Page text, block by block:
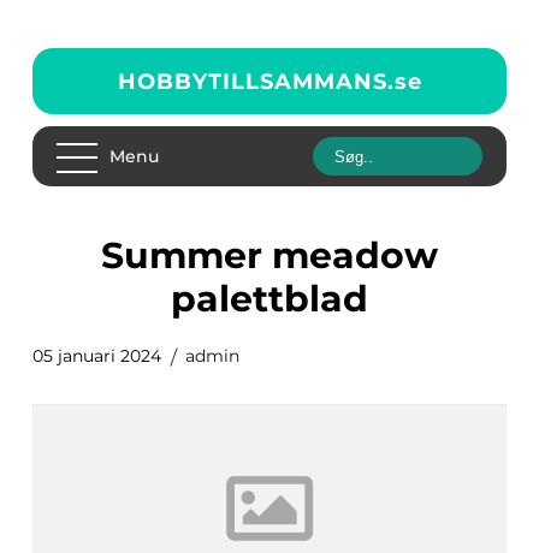
HOBBYTILLSAMMANS.se
Menu
summer meadow
palettblad
05 januari 2024 admin